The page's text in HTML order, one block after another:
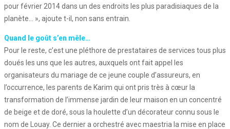
pour février 2014 dans un des endroits les plus paradisiaques de la
planète… », ajoute t-il, non sans entrain.
Quand le goût s’en mêle…
Pour le reste, c’est une pléthore de prestataires de services tous plus
doués les uns que les autres, auxquels ont fait appel les
organisateurs du mariage de ce jeune couple d’assureurs, en
l’occurrence, les parents de Karim qui ont pris très à cœur la
transformation de l’immense jardin de leur maison en un concentré
de beige et de doré, sous la houlette d’un décorateur connu sous le
nom de Louay. Ce dernier a orchestré avec maestria la mise en place